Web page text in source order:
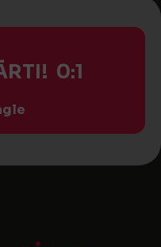
0:1